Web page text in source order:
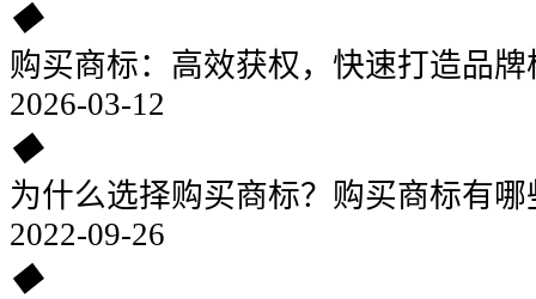
◆
购买商标：高效获权，快速打造品
2026-03-12
◆
为什么选择购买商标？购买商标有
2022-09-26
◆